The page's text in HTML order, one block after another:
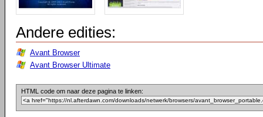
Andere edities:
Avant Browser
Avant Browser Ultimate
HTML code om naar deze pagina te linken: